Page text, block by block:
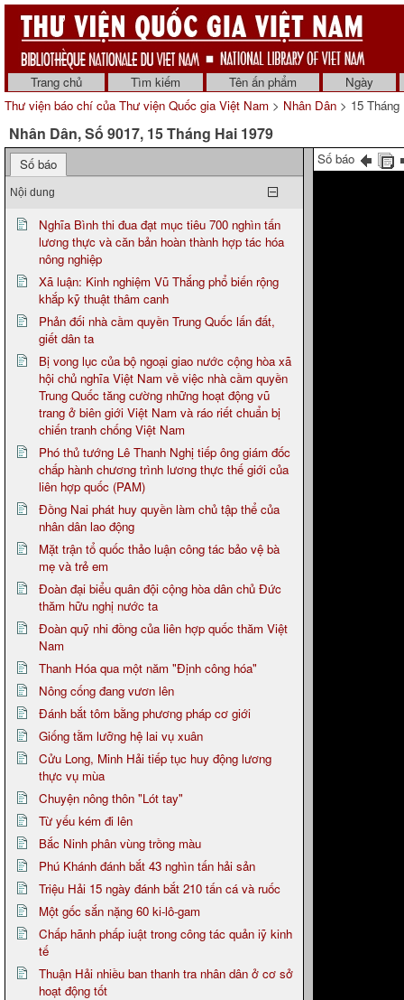
Trang chủ Tìm kiếm Tên ấn phẩm
Ngày
Thư viện báo chí của Thư viện Quốc gia Việt Nam > Nhân Dân > 15 Tháng
Nhân Dân, Số 9017, 15 Tháng Hai 1979
Số báo
Nội dung
Nghĩa Bình thi đua đạt mục tiêu 700 nghìn tấn
lương thực và căn bản hoàn thành hợp tác hóa
nông nghiệp
Xã luận: Kinh nghiệm Vũ Thắng phổ biến rộng
khắp kỹ thuật thâm canh
Phản đối nhà cầm quyền Trung Quốc lấn đất,
giết dân ta
Bị vong lục của bộ ngoại giao nước cộng hòa xã
hội chủ nghĩa Việt Nam về việc nhà cầm quyền
Trung Quốc tăng cường những hoạt động vũ
trang ở biên giới Việt Nam và ráo riết chuẩn bị
chiến tranh chống Việt Nam
Phó thủ tướng Lê Thanh Nghị tiếp ông giám đốc
chấp hành chương trình lương thực thế giới của
liên hợp quốc (PAM)
Đồng Nai phát huy quyền làm chủ tập thể của
nhân dân lao động
Mặt trận tổ quốc thảo luận công tác bảo vệ bà
mẹ và trẻ em
Đoàn đại biểu quân đội cộng hòa dân chủ Đức
thăm hữu nghị nước ta
Đoàn quỹ nhi đồng của liên hợp quốc thăm Việt
Nam
Thanh Hóa qua một năm "Định công hóa"
Nông cống đang vươn lên
Đánh bắt tôm bằng phương pháp cơ giới
Giống tằm lưỡng hệ lai vụ xuân
Cửu Long, Minh Hải tiếp tục huy động lương
thực vụ mùa
Chuyện nông thôn "Lót tay"
Từ yếu kém đi lên
Bắc Ninh phân vùng trồng màu
Phú Khánh đánh bắt 43 nghìn tấn hải sản
Triệu Hải 15 ngày đánh bắt 210 tấn cá và ruốc
Một gốc sắn nặng 60 ki-lô-gam
Chấp hãnh phấp iuật trong công tác quản iỹ kinh
tế
Thuận Hải nhiều ban thanh tra nhân dân ở cơ sở
hoạt động tốt
Số báo